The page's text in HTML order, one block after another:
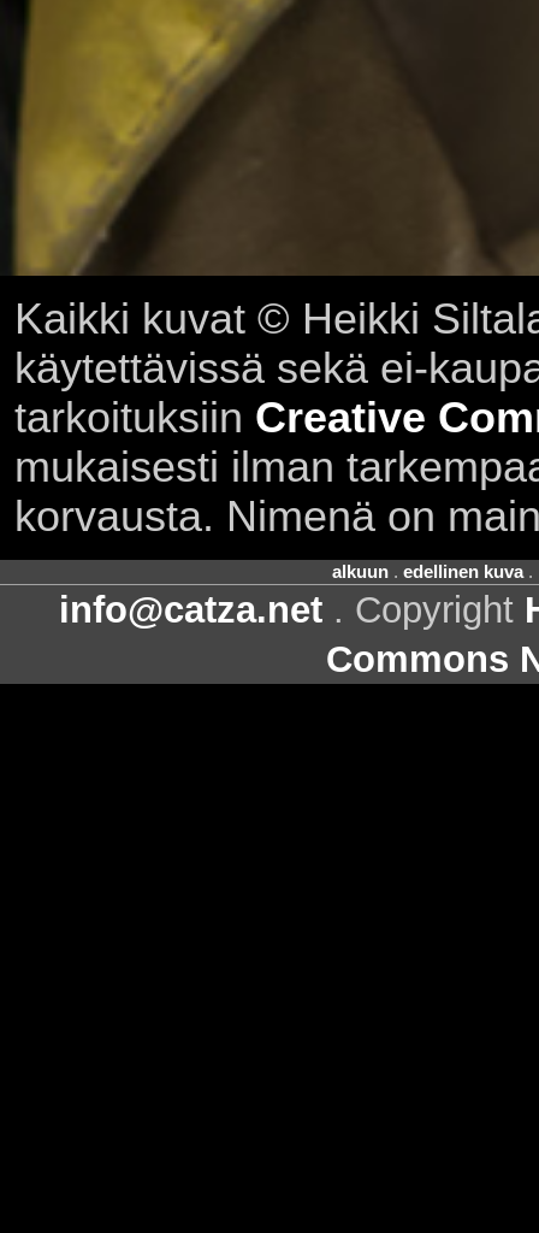
Kaikki kuvat © Heikki
käytettävissä sekä ei-
tarkoituksiin Creative
mukaisesti ilman
korvausta. Nimenä on
alkuun. edellinen kuva.
info@catza.net . Copyright
Commons